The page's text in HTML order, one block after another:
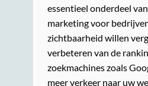
essentieel onderdeel
marketing voor
zichtbaarheid willen
verbeteren van de
zoekmachines zoals
meer verkeer naar uw